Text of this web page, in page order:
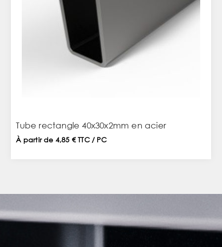
Tube rectangle 40x30x2mm en acier
À partir de 4,85 € TTC / PC